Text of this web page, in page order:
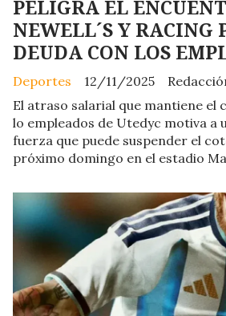
PELIGRA EL
NEWELL´S Y RACING
DEUDA CON LOS
Deportes
12/11/2025
El atraso salarial que mantiene el
lo empleados de Utedyc motiva a
fuerza que puede suspender el
próximo domingo en el estadio